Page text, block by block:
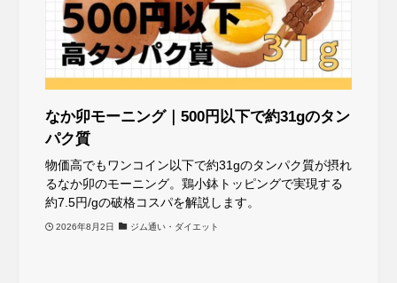
なか卯モーニング｜500円以下で約31gのタン
パク質
物価高でもワンコイン以下で約31gのタンパク質が摂れ
るなか卯のモーニング。鶏小鉢トッピングで実現する
約7.5円/gの破格コスパを解説します。
2026年8月2日 ジム通い・ダイエット